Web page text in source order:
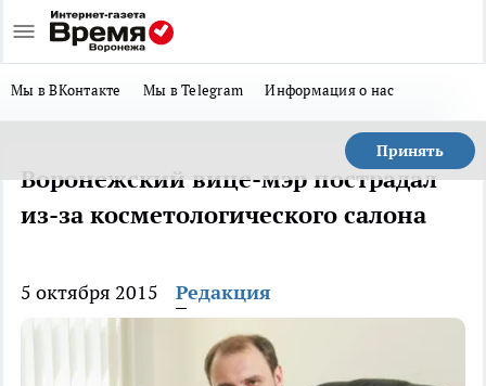
Мы в ВКонтакте Мы в Telegram Информация о нас
Принять
Воронежский вице-мэр пострадал
из-за косметологического салона
5 октября 2015 Редакция